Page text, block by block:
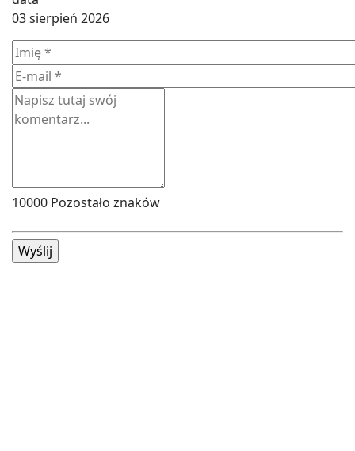
03 sierpień 2026
10000 Pozostało znaków
Wyślij